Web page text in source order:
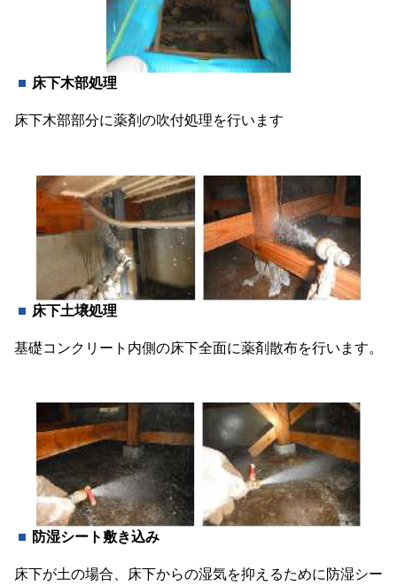
床下木部処理
床下木部部分に薬剤の吹付処理を行います
床下土壌処理
基礎コンクリート内側の床下全面に薬剤散布を行います。
防湿シート敷き込み
床下が土の場合、床下からの湿気を抑えるために防湿シー